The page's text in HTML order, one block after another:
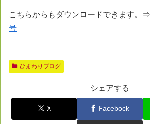
こちらからもダウンロードできます。⇒
号
ひまわりブログ
シェアする
X Facebook